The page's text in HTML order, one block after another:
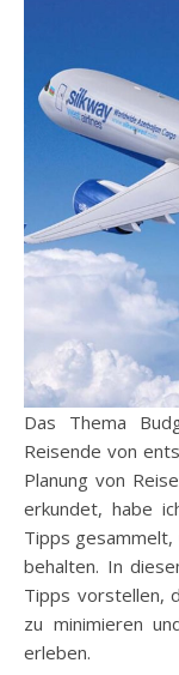
Das Thema
Reisende von
Planung von
erkundet, habe
Tipps
behalten. In
Tipps vorstellen,
zu minimieren
erleben.